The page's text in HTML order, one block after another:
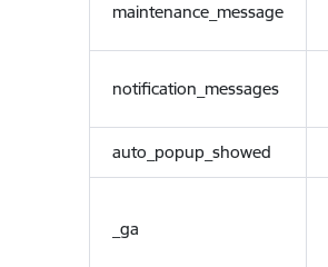
maintenance_message
notification_messages
auto_popup_showed
_ga